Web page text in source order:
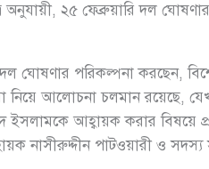
২৫ ফেব্রুয়ারি দল ঘোষণার
দল ঘোষণার পরিকল্পনা করছেন,
নিয়ে আলোচনা চলমান রয়েছে,
ইসলামকে আহ্বায়ক করার বিষয়ে
নাসীরুদ্দীন পাটওয়ারী ও